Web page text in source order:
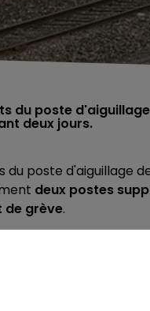
du poste
deux jours.
poste d'aiguillage
deux postes
de grève.
la direction a
des retraités en